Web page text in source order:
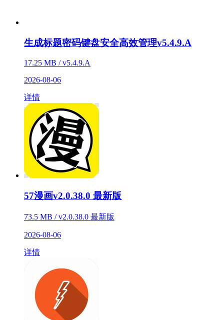
生成标题密码键盘安全高效管理v5.4.9.A
17.25 MB / v5.4.9.A
2026-08-06
详情
57漫画v2.0.38.0 最新版
73.5 MB / v2.0.38.0 最新版
2026-08-06
详情